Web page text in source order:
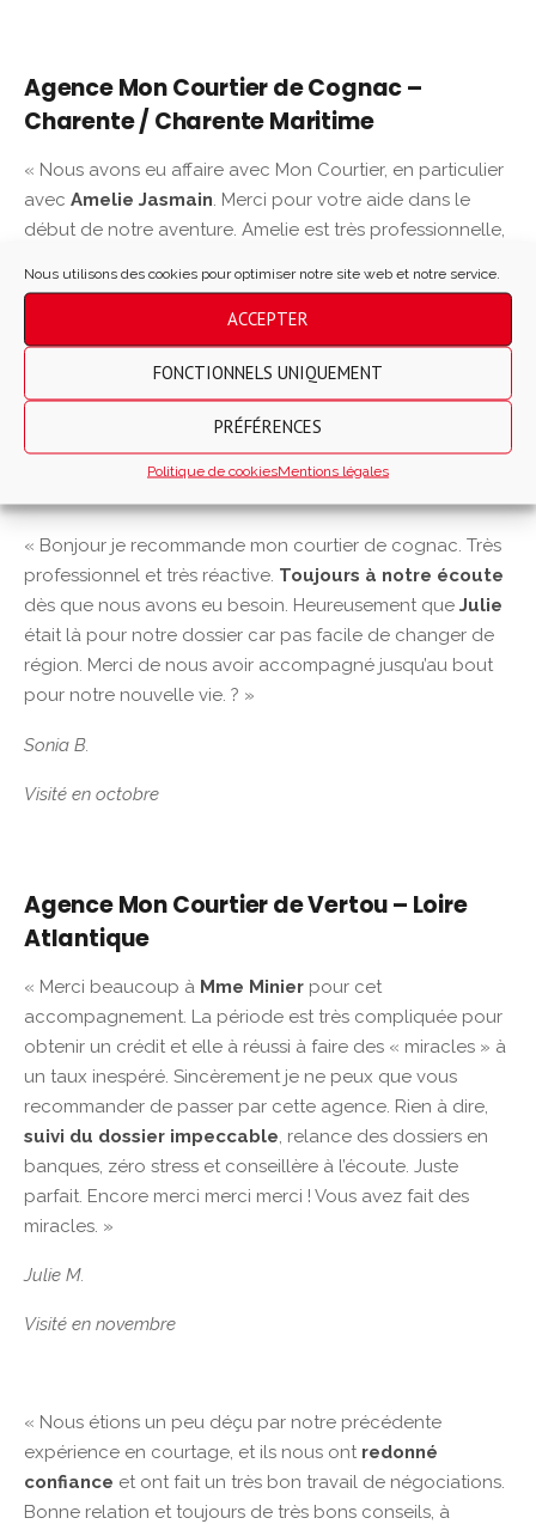
Nous utilisons des cookies pour optimiser notre site web et notre service.
ACCEPTER
FONCTIONNELS UNIQUEMENT
PRÉFÉRENCES
Politique de cookiesMentions légales
Agence Mon Courtier de Cognac –
Charente / Charente Maritime
« Nous avons eu affaire avec Mon Courtier, en particulier
avec Amelie Jasmain. Merci pour votre aide dans le
début de notre aventure. Amelie est très professionnelle,
ceux qui hésitent à prendre un courtier, cela nous a
vraiment aidé, nous sommes maintenant confiants quant
à l’avenir de notre projet.
Elisa B.
Visité en août
« Bonjour je recommande mon courtier de cognac. Très
professionnel et très réactive. Toujours à notre écoute
dès que nous avons eu besoin. Heureusement que Julie
était là pour notre dossier car pas facile de changer de
région. Merci de nous avoir accompagné jusqu’au bout
pour notre nouvelle vie. ? »
Sonia B.
Visité en octobre
Agence Mon Courtier de Vertou – Loire
Atlantique
« Merci beaucoup à Mme Minier pour cet
accompagnement. La période est très compliquée pour
obtenir un crédit et elle à réussi à faire des « miracles » à
un taux inespéré. Sincèrement je ne peux que vous
recommander de passer par cette agence. Rien à dire,
suivi du dossier impeccable , relance des dossiers en
banques, zéro stress et conseillère à l’écoute. Juste
parfait. Encore merci merci merci ! Vous avez fait des
miracles. »
Julie M.
Visité en novembre
« Nous étions un peu déçu par notre précédente
expérience en courtage, et ils nous ont redonné
confiance et ont fait un très bon travail de négociations.
Bonne relation et toujours de très bons conseils, à